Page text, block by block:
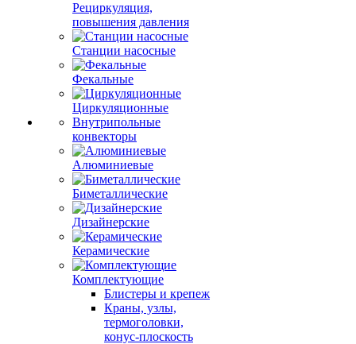
Рециркуляция,
повышения давления
Станции насосные
Фекальные
Циркуляционные
Внутрипольные
конвекторы
Алюминиевые
Биметаллические
Дизайнерские
Керамические
Комплектующие
Блистеры и крепеж
Краны, узлы,
термоголовки,
конус-плоскость